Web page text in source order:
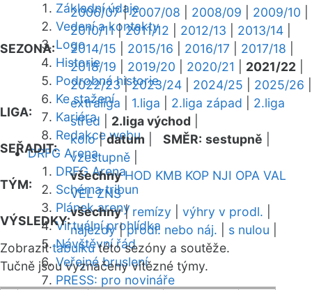
Základní údaje
Vedení a kontakty
Logo
Historie
Podrobná historie
Ke stažení
Kariéra
Redakce webu
DRFG Arena
DRFG Arena
Schéma tribun
Plánek areny
Virtuální prohlídka
Návštěvní řád
Veřejné bruslení
PRESS: pro novináře
SEZONA:
2006/07|2007/08 2008/09 2009/10
2010/11|2011/12 2012/13 2013/14
2014/15
2015/16 2016/17 2017/18
2018/19
2019/20 2020/21 2021/22
2022/23|2023/24 2024/25 2025/26
LIGA:
extraliga 1.liga 2.liga západ
2.liga
střed
2.liga východ
SEŘADIT:
kolo|datum SMĚR: sestupně
vzestupně
TÝM:
všechny HOD KMB KOP NJI OPA VAL
VEL ZNS
VÝSLEDKY:
všechny| remízy výhry v prodl.
nájezdy|prodl. nebo náj. s nulou
Zobrazittabulkutéto sezóny a soutěže.
Tučně jsou vyznačeny vítězné týmy.